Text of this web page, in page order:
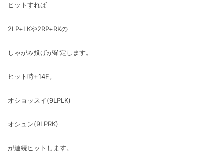
ヒットすれば
2LP+LKや2RP+RKの
しゃがみ投げが確定します。
ヒット時+14F。
オショッスイ(9LPLK)
オシュン(9LPRK)
が連続ヒットします。